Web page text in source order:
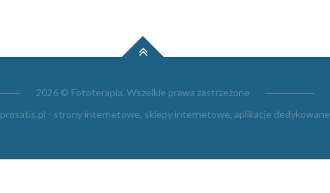
2026 © Fototerapia. Wszelkie prawa zastrzeżone
prosatis.pl - strony internetowe, sklepy internetowe, aplikacje dedykowane